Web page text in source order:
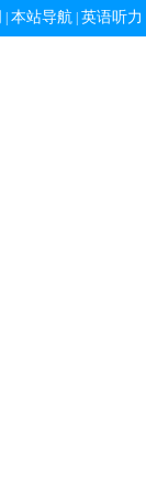
本站导航 英语听力